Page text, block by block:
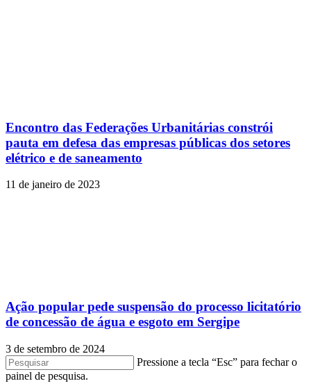
Encontro das Federações Urbanitárias constrói
pauta em defesa das empresas públicas dos setores
elétrico e de saneamento
11 de janeiro de 2023
Ação popular pede suspensão do processo licitatório
de concessão de água e esgoto em Sergipe
3 de setembro de 2024
Pressione a tecla “Esc” para fechar o
painel de pesquisa.